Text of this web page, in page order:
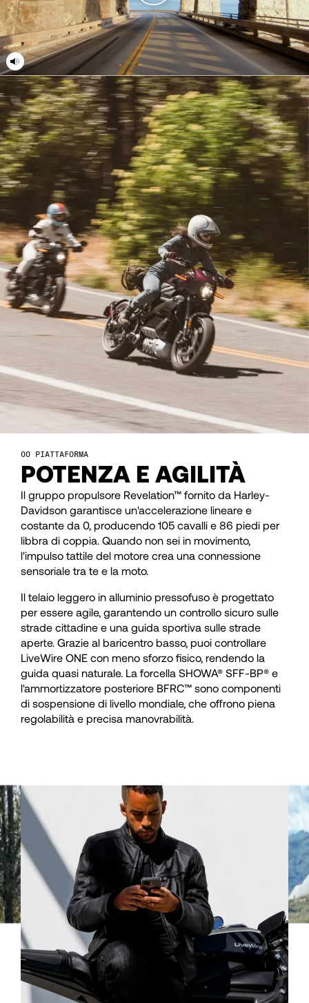
20
21
22
23
24
25
26
27
28
29
30
31
32
33
34
35
36
37
38
39
40
41
20
21
22
23
24
25
26
27
28
29
30
31
32
33
34
35
37
38
39
40
41
PIATTAFORMA
POTENZA E AGILITÀ
Il gruppo propulsore Revelation™ fornito da Harley-
Davidson garantisce un'accelerazione lineare e
costante da 0, producendo 105 cavalli e 86 piedi per
libbra di coppia. Quando non sei in movimento,
l'impulso tattile del motore crea una connessione
sensoriale tra te e la moto.
Il telaio leggero in alluminio pressofuso è progettato
per essere agile, garantendo un controllo sicuro sulle
strade cittadine e una guida sportiva sulle strade
aperte. Grazie al baricentro basso, puoi controllare
LiveWire ONE con meno sforzo fisico, rendendo la
guida quasi naturale. La forcella SHOWA® SFF-BP® e
l'ammortizzatore posteriore BFRC™ sono componenti
di sospensione di livello mondiale, che offrono piena
regolabilità e precisa manovrabilità.